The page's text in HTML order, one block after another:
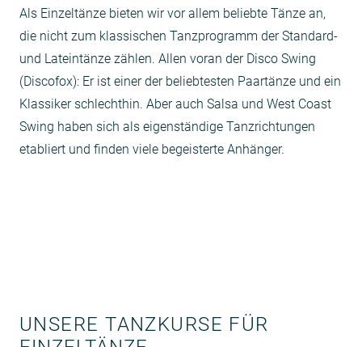
Als Einzeltänze bieten wir vor allem beliebte Tänze an,
die nicht zum klassischen Tanzprogramm der Standard-
und Lateintänze zählen. Allen voran der Disco Swing
(Discofox): Er ist einer der beliebtesten Paartänze und ein
Klassiker schlechthin. Aber auch Salsa und West Coast
Swing haben sich als eigenständige Tanzrichtungen
etabliert und finden viele begeisterte Anhänger.
UNSERE TANZKURSE FÜR